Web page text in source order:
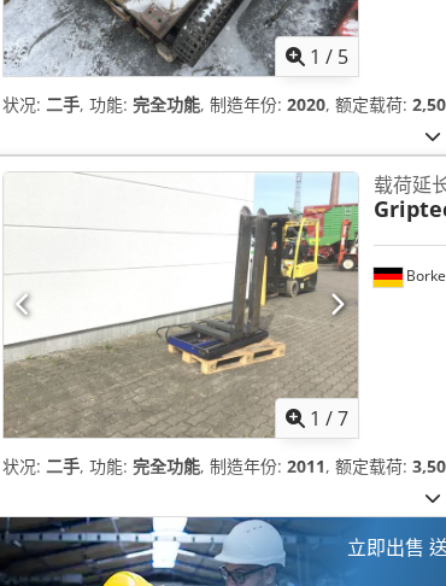
1 / 5
状况: 二手, 功能: 完全功能, 制造年份: 2020, 额定载荷:
1 /7
载荷延
状况: 二手, 功能: 完全功能, 制造年份: 2011, 额定载荷:
立即出售